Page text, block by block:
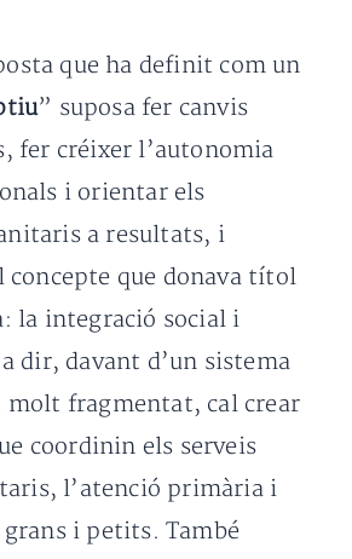
que ha definit com un
” suposa fer canvis
fer créixer l’autonomia
i orientar els
a resultats, i
concepte que donava títol
la integració social i
dir, davant d’un sistema
molt fragmentat, cal crear
coordinin els serveis
l’atenció primària i
i petits. També